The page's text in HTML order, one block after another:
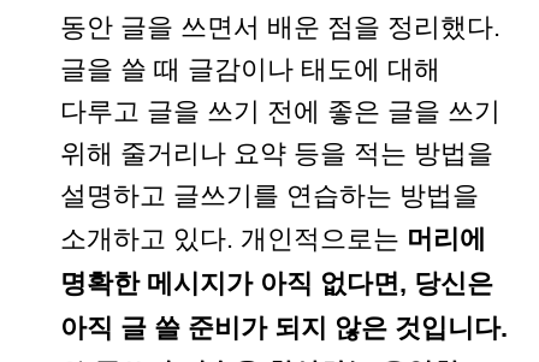
동안 글을 쓰면서 배운 점을 정리했다.
글을 쓸 때 글감이나 태도에 대해
다루고 글을 쓰기 전에 좋은 글을 쓰기
위해 줄거리나 요약 등을 적는 방법을
설명하고 글쓰기를 연습하는 방법을
소개하고 있다. 개인적으로는 머리에
명확한 메시지가 아직 없다면, 당신은
아직 글 쓸 준비가 되지 않은 것입니다.